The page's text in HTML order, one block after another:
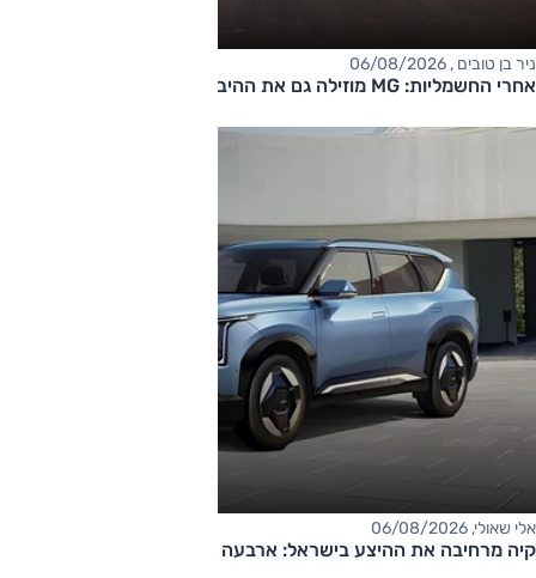
ניר בן טובים , 06/08/2026
אחרי החשמליות: MG מוזילה גם את ההיברידיות
אלי שאולי, 06/08/2026
קיה מרחיבה את ההיצע בישראל: ארבעה דגמים חדשים בדרך